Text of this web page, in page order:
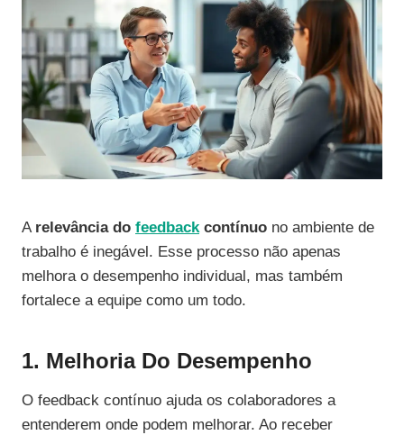
A relevância do feedbackcontínuo no ambiente de
trabalho é inegável. Esse processo não apenas
melhora o desempenho individual, mas também
fortalece a equipe como um todo.
1. Melhoria Do Desempenho
O feedback contínuo ajuda os colaboradores a
entenderem onde podem melhorar. Ao receber